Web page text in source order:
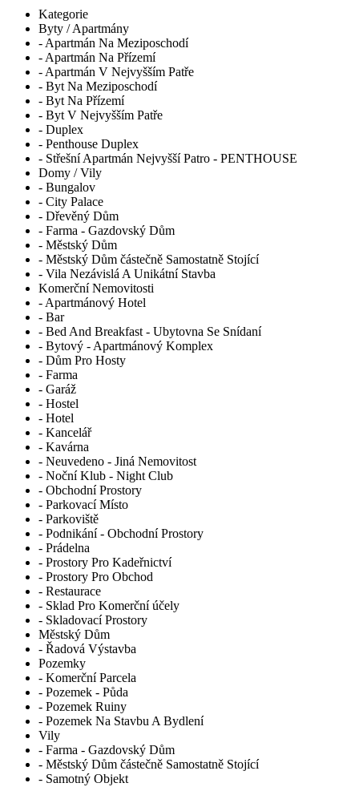
Kategorie
Byty / Apartmány
- Apartmán Na Meziposchodí
- Apartmán Na Přízemí
- Apartmán V Nejvyšším Patře
- Byt Na Meziposchodí
- Byt Na Přízemí
- Byt V Nejvyšším Patře
- Duplex
- Penthouse Duplex
- Střešní Apartmán Nejvyšší Patro - PENTHOUSE
Domy / Vily
- Bungalov
- City Palace
- Dřevěný Dům
- Farma - Gazdovský Dům
- Městský Dům
- Městský Dům částečně Samostatně Stojící
- Vila Nezávislá A Unikátní Stavba
Komerční Nemovitosti
- Apartmánový Hotel
- Bar
- Bed And Breakfast - Ubytovna Se Snídaní
- Bytový - Apartmánový Komplex
- Dům Pro Hosty
- Farma
- Garáž
- Hostel
- Hotel
- Kancelář
- Kavárna
- Neuvedeno - Jiná Nemovitost
- Noční Klub - Night Club
- Obchodní Prostory
- Parkovací Místo
- Parkoviště
- Podnikání - Obchodní Prostory
- Prádelna
- Prostory Pro Kadeřnictví
- Prostory Pro Obchod
- Restaurace
- Sklad Pro Komerční účely
- Skladovací Prostory
Městský Dům
- Řadová Výstavba
Pozemky
- Komerční Parcela
- Pozemek - Půda
- Pozemek Ruiny
- Pozemek Na Stavbu A Bydlení
Vily
- Farma - Gazdovský Dům
- Městský Dům částečně Samostatně Stojící
- Samotný Objekt